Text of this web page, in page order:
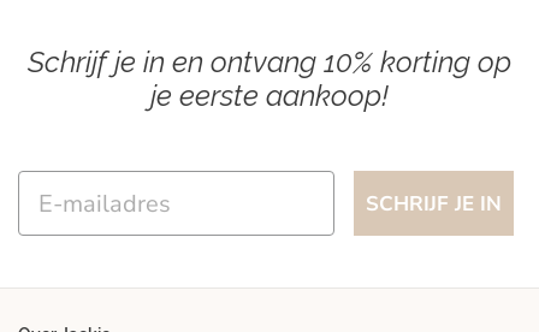
Schrijf je in en ontvang 10% korting op
je eerste aankoop!
SCHRIJF JE IN